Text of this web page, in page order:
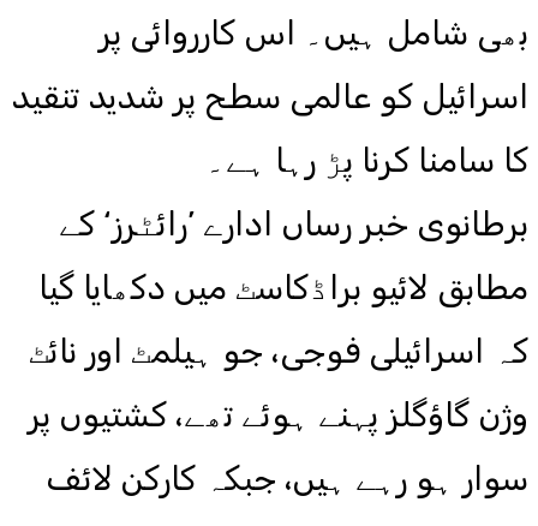
بھی شامل ہیں۔ اس کارروائی پر
اسرائیل کو عالمی سطح پر شدید تنقید
کا سامنا کرنا پڑ رہا ہے۔
برطانوی خبر رساں ادارے ’رائٹرز‘ کے
مطابق لائیو براڈکاسٹ میں دکھایا گیا
کہ اسرائیلی فوجی، جو ہیلمٹ اور نائٹ
وژن گاؤگلز پہنے ہوئے تھے، کشتیوں پر
سوار ہو رہے ہیں، جبکہ کارکن لائف